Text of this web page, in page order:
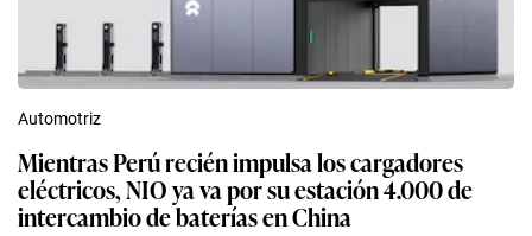
Automotriz
Mientras Perú recién impulsa los cargadores
eléctricos, NIO ya va por su estación 4.000 de
intercambio de baterías en China